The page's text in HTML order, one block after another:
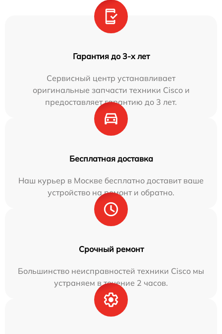
Гарантия до 3-х лет
Сервисный центр устанавливает
оригинальные запчасти техники Cisco и
предоставляет гарантию до 3 лет.
Бесплатная доставка
Наш курьер в Москве бесплатно доставит ваше
устройство на ремонт и обратно.
Срочный ремонт
Большинство неисправностей техники Cisco мы
устраняем в течение 2 часов.